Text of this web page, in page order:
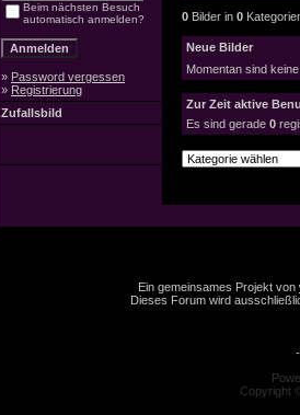
Beim nächsten Besuch
automatisch anmelden?
» Password vergessen
» Registrierung
Zufallsbild
0 Bilder in 0
Neue Bilder
Momentan sind
Zur Zeit aktive
Es sind gerade 0
Ein gemeinsames Projekt von
Dieses Forum wird
Copyright